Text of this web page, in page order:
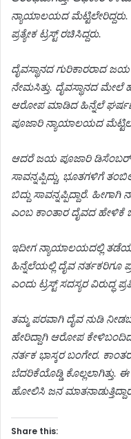
ನ್ಯಾಯಾಲಯದ
ಪ್ರತ್ಯೇಕ ಟ್ರಸ್ಟ್ ರಚಿಸಿದ್ದರು.
ದೈವಸ್ಥಾನದ ಗುರಿಕಾರರಾದ ಜಯ
ನೇಮಸಿತ್ತು. ದೈವಸ್ಥಾನದ ಮೇಲೆ
ಆರೋಪ ಮಾಡಿದ ಹಿನ್ನೆಲೆ ಘರ್ಷಣೆ
ಪೂಜಾರಿ ನ್ಯಾಯಾಲಯದ
ಆದರೆ ಜಯ ಪೂಜಾರಿ ಡಿಸೆಂಬರ್
ಸಾವನ್ನಪ್ಪಿದ್ದು, ಭೂತಗಳಿಗೆ
ಬಿದ್ದು ಸಾವನ್ನಪ್ಪಿದ್ದಾರೆ.
ಎಂಬ ಕಾಂತಾರ ದೈವದ ಹೇಳಿಕೆ
ಇದೀಗ ನ್ಯಾಯಾಲಯದಲ್ಲಿ
ಹಿನ್ನೆಲೆಯಲ್ಲಿ ದೈವ ನರ್ತಕರಿಗೂ
ಎಂದು ಟ್ರಸ್ಟ್ ಸದಸ್ಯರ ವಿರುದ್ಧ
ತಮ್ಮ ಪರವಾಗಿ ದೈವ ನುಡಿ
ಹೇರಿದ್ದಾಗಿ ಆರೋಪ
ನರ್ತಕ ಭಾಸ್ಕರ ಬಂಗೇರ.
ಬೆದರಿಕೆಯೊಡ್ಡಿ
ಹೋಲಿಸಿ ಜನ
Share this: